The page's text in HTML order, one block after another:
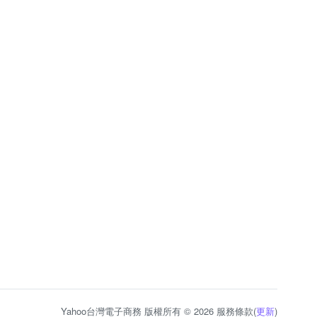
Yahoo台灣電子商務 版權所有 © 2026 服務條款(更新)